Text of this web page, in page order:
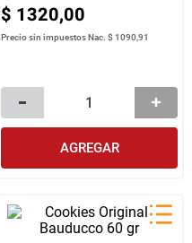
$ 1320,00
Precio sin impuestos Nac.$ 1090,91
AGREGAR